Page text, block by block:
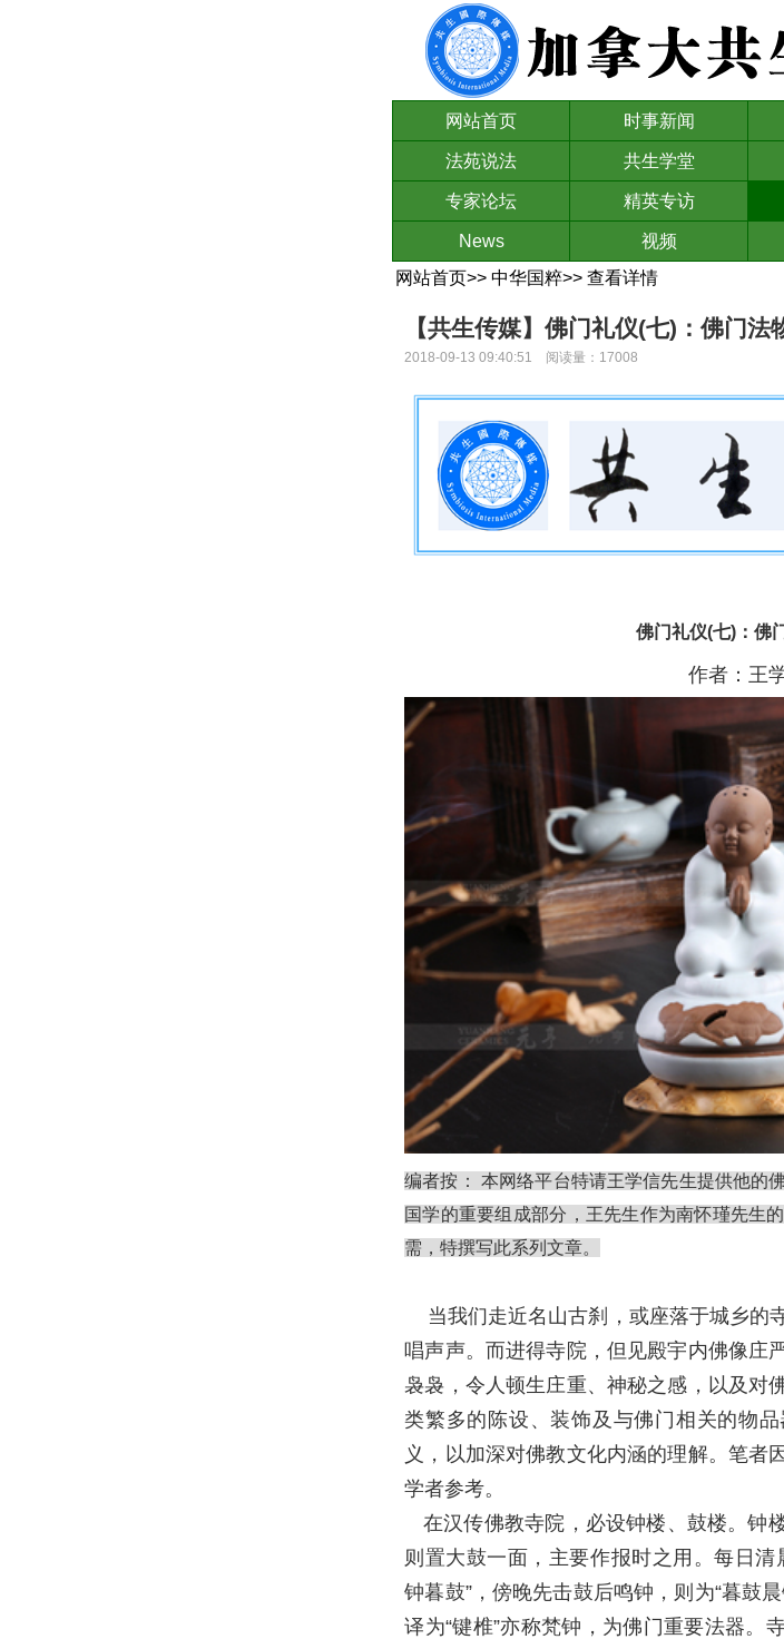
网站首页 时事新闻
法苑说法 共生学堂
专家论坛 精英专访
News 视频
网站首页>> 中华国粹>> 查看详情
【共生传媒】佛门礼仪(七)：佛门法
2018-09-13 09:40:51 阅读量：17008
佛门礼仪(七)：佛
作者：王
编者按： 本网络平台特请王学信先生提供他的
国学的重要组成部分，王先生作为南怀瑾先生
需，特撰写此系列文章。
当我们走近名山古刹，或座落于城乡的
唱声声。而进得寺院，但见殿宇内佛像庄
袅袅，令人顿生庄重、神秘之感，以及对
类繁多的陈设、装饰及与佛门相关的物
义，以加深对佛教文化内涵的理解。笔者
学者参考。
在汉传佛教寺院，必设钟楼、鼓楼。钟
则置大鼓一面，主要作报时之用。每日
钟暮鼓”，傍晚先击鼓后鸣钟，则为“暮鼓
译为“键椎”亦称梵钟，为佛门重要法器。